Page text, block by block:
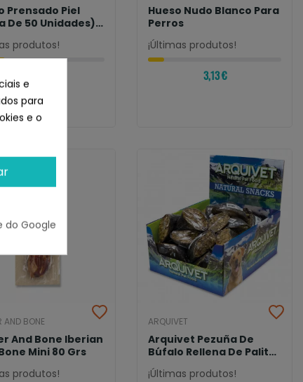
Prensado Piel
De 50 Unidades)
produtos!
Hueso Nudo Blanco Para
Perros
¡Últimas produtos!
3,13 €
AND BONE
And Bone Iberian
Mini 80 Grs
produtos!
ARQUIVET
Arquivet Pezuña De
Búfalo Rellena De Palitos
De Piel...
¡Últimas produtos!
e
para
e o
do Google